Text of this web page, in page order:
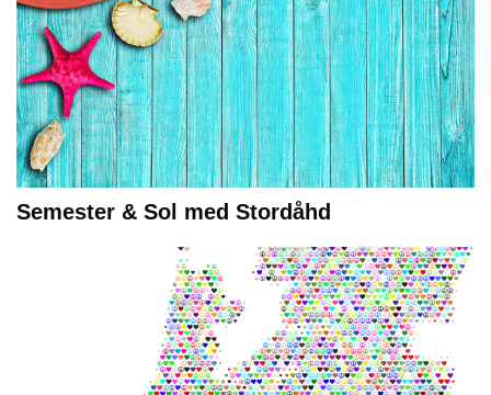
Semester & Sol med Stordåhd